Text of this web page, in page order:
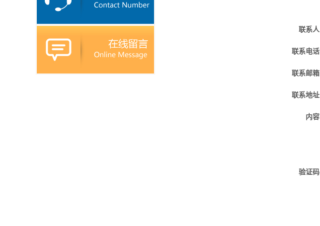
联系人
联系电话
联系邮箱
联系地址
内容
验证码